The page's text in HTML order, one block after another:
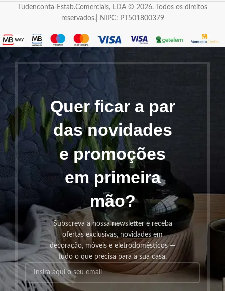
Tudenconta-Estab.Comerciais, LDA © 2026. Todos os direitos
reservados.| NIPC: PT501800379
Quer ficar a par
das novidades
e promoções
em primeira
mão?
Subscreva a nossa newsletter e receba
ofertas exclusivas, novidades em
decoração, móveis e eletrodomésticos —
tudo o que precisa para a sua casa.